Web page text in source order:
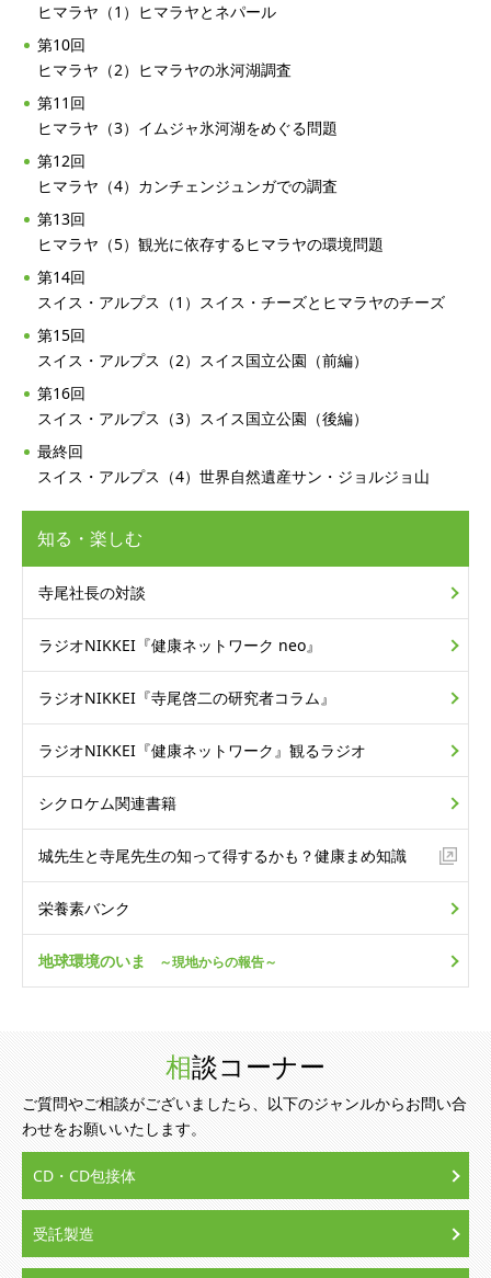
ヒマラヤ（1）ヒマラヤとネパール
第10回
ヒマラヤ（2）ヒマラヤの氷河湖調査
第11回
ヒマラヤ（3）イムジャ氷河湖をめぐる問題
第12回
ヒマラヤ（4）カンチェンジュンガでの調査
第13回
ヒマラヤ（5）観光に依存するヒマラヤの環境問題
第14回
スイス・アルプス（1）スイス・チーズとヒマラヤのチーズ
第15回
スイス・アルプス（2）スイス国立公園（前編）
第16回
スイス・アルプス（3）スイス国立公園（後編）
最終回
スイス・アルプス（4）世界自然遺産サン・ジョルジョ山
知る・楽しむ
寺尾社長の対談
ラジオNIKKEI 『健康ネットワーク neo』
ラジオNIKKEI 『寺尾啓二の研究者コラム』
ラジオNIKKEI 『健康ネットワーク』 観るラジオ
シクロケム関連書籍
城先生と寺尾先生の知って得するかも？健康まめ知識
栄養素バンク
地球環境のいま ～現地からの報告～
相談コーナー
ご質問やご相談がございましたら、以下のジャンルからお問い合
わせをお願いいたします。
CD・CD包接体
受託製造